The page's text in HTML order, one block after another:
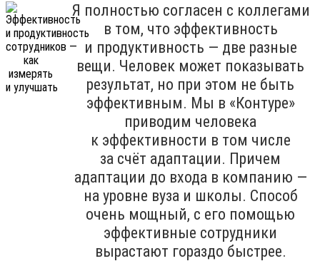
Я полностью согласен с коллегами
в том, что эффективность
и продуктивность — две разные
вещи. Человек может показывать
результат, но при этом не быть
эффективным. Мы в «Контуре»
приводим человека
к эффективности в том числе
за счёт адаптации. Причем
адаптации до входа в компанию —
на уровне вуза и школы. Способ
очень мощный, с его помощью
эффективные сотрудники
вырастают гораздо быстрее.